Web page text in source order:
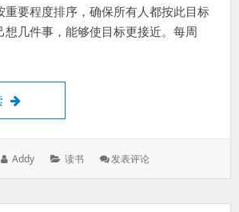
重要程度排序，确保所有人都按此目标
想几件事，能够使目标更接近。每周
okr管理
作
Addy
分
读书 发表评论: Okr